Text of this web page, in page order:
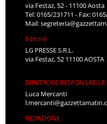
via Festaz, 52 - 11100 Aosta
Tel: 0165/231711 - Fax:
Mail:
Editore
LG PRESSE S.R.L.
via Festaz, 52 11100 AOSTA
DIRETTORE RESPONSABILE
Luca Mercanti
REDAZIONE